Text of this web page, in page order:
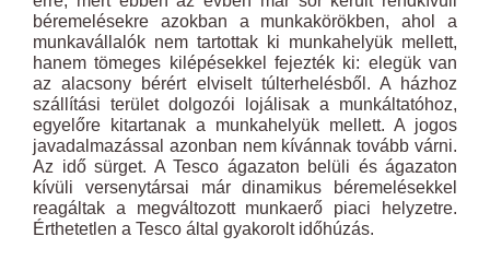
béremelésekre azokban a munkakörökben, ahol a
munkavállalók nem tartottak ki munkahelyük mellett,
hanem tömeges kilépésekkel fejezték ki: elegük van
az alacsony bérért elviselt túlterhelésből. A házhoz
szállítási terület dolgozói lojálisak a munkáltatóhoz,
egyelőre kitartanak a munkahelyük mellett. A jogos
javadalmazással azonban nem kívánnak tovább várni.
Az idő sürget. A Tesco ágazaton belüli és ágazaton
kívüli versenytársai már dinamikus béremelésekkel
reagáltak a megváltozott munkaerő piaci helyzetre.
Érthetetlen a Tesco által gyakorolt időhúzás.